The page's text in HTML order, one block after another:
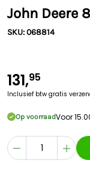
John Deere
SKU: 068814
131,95
Inclusief btw gratis
Op voorraadVoor